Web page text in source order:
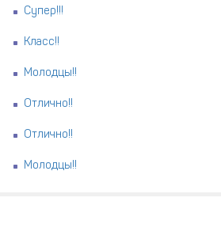
Супер!!!
Класс!!
Молодцы!!
Отлично!!
Отлично!!
Молодцы!!